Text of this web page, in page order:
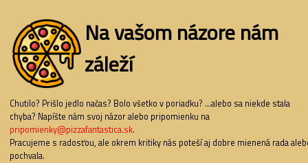
Na vašom názore nám
záleží
Chutilo? Prišlo jedlo načas? Bolo všetko v poriadku? ...alebo sa niekde stala
chyba? Napíšte nám svoj názor alebo pripomienku na
pripomienky@pizzafantastica.sk.
Pracujeme s radosťou, ale okrem kritiky nás poteší aj dobre mienená rada
pochvala.